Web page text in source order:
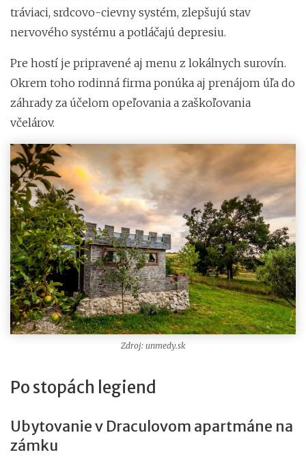
tráviaci, srdcovo-cievny systém, zlepšujú stav
nervového systému a potláčajú depresiu.
Pre hostí je pripravené aj menu z lokálnych surovín.
Okrem toho rodinná firma ponúka aj prenájom úľa do
záhrady za účelom opeľovania a zaškoľovania
včelárov.
Zdroj: unmedy.sk
Po stopách legiend
Ubytovanie v Draculovom apartmáne na
zámku